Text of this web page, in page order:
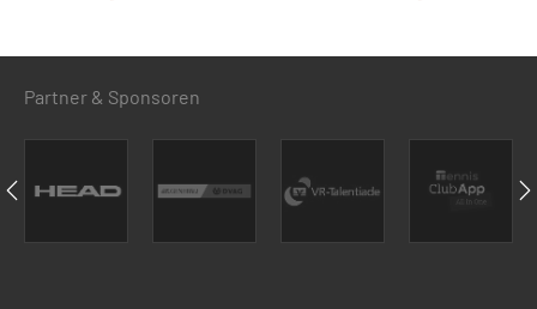
Partner & Sponsoren